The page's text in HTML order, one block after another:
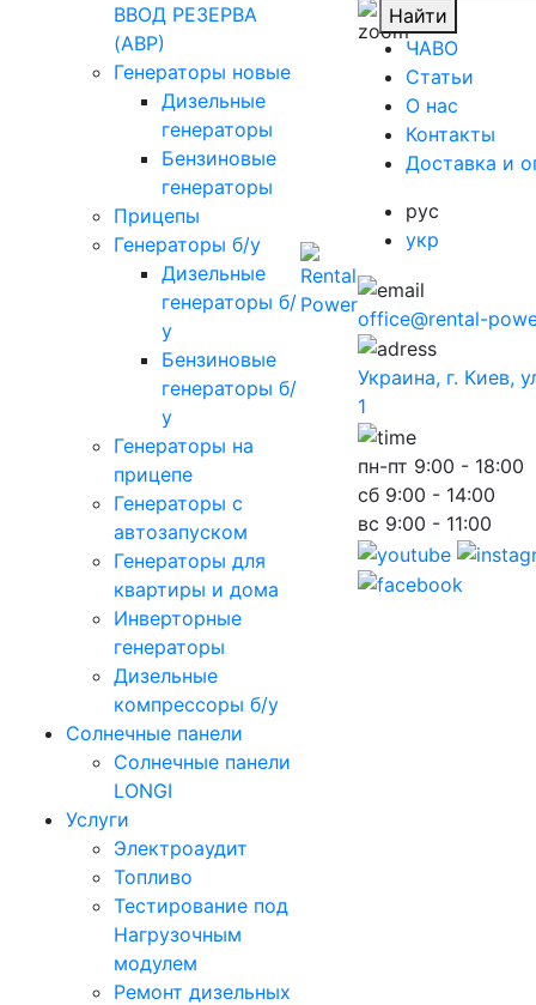
ВВОД РЕЗЕРВА
(АВР)
Генераторы новые
Дизельные
генераторы
Бензиновые
генераторы
Прицепы
Генераторы б/у
Дизельные
генераторы б/
у
Бензиновые
генераторы б/
у
Генераторы на
прицепе
Генераторы с
автозапуском
Генераторы для
квартиры и дома
Инверторные
генераторы
Дизельные
компрессоры б/у
Солнечные панели
Солнечные панели
LONGI
Услуги
Электроаудит
Топливо
Тестирование под
Нагрузочным
модулем
Ремонт дизельных
Найти
ЧАВО
Cтатьи
O нас
Контакты
Доставка и
рус
укр
office@rental-
Украина, г. Киев,
1
пн-пт 9:00 - 18:00
сб 9:00 - 14:00
вс 9:00 - 11:00